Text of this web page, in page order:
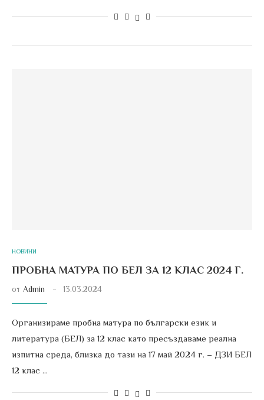
НОВИНИ
ПРОБНА МАТУРА ПО БЕЛ ЗА 12 КЛАС 2024 Г.
от Admin 13.03.2024
Организираме пробна матура по български език и
литература (БЕЛ) за 12 клас като пресъздаваме реална
изпитна среда, близка до тази на 17 май 2024 г. – ДЗИ БЕЛ
12 клас …